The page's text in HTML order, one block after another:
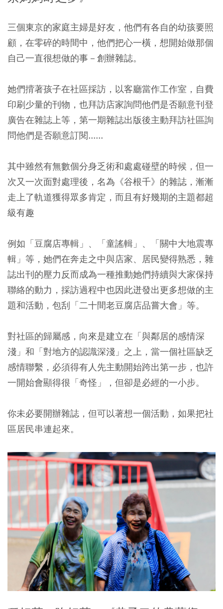
三個東京的家庭主婦是好友，他們有各自的幼孩要照
顧，在零碎的時間中，他們把心一橫，想開始做那個
自己一直很想做的事－創辦雜誌。
她們揹著孩子在社區採訪，以客廳當作工作室，自費
印刷少量的刊物，也拜訪店家詢問他們是否願意刊登
廣告在雜誌上等，第一期雜誌出版後主動拜訪社區詢
問他們是否願意訂閱......
其中雖然有無數個分身乏術和處處碰壁的時候，但一
次又一次面對處理後，名為《谷根千》的雜誌，漸漸
走上了軌道獲得眾多肯定，而且有好幾期的主題都超
級有趣
例如「豆腐店專輯」、「童謠輯」、「關中大地震專
輯」等，她們在奔走之中與店家、居民變得熟悉，雜
誌出刊的壓力反而成為一種推動她們持續與大家保持
聯絡的動力，採訪過程中也因此迸發出更多想做的主
題和活動，包刮「二十間老豆腐店品嘗大會」等。
對社區的歸屬感，向來是建立在「與鄰居的感情深
淺」和「對地方的認識深淺」之上，當一個社區缺乏
感情聯繫，必須得有人先主動開始跨出第一步，也許
一開始會顯得很「奇怪」，但卻是必經的一小步。
你未必要開辦雜誌，但可以著想一個活動，如果把社
區居民串連起來。